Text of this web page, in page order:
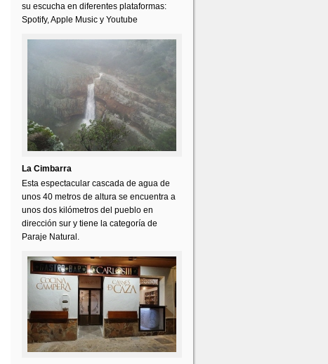
su escucha en diferentes plataformas:
Spotify, Apple Music y Youtube
La Cimbarra
Esta espectacular cascada de agua de
unos 40 metros de altura se encuentra a
unos dos kilómetros del pueblo en
dirección sur y tiene la categoría de
Paraje Natural.